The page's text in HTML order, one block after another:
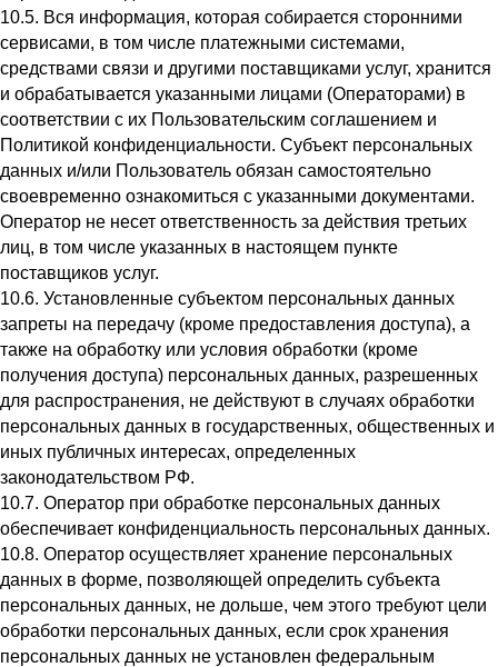
10.5. Вся информация, которая собирается сторонними
сервисами, в том числе платежными системами,
средствами связи и другими поставщиками услуг, хранится
и обрабатывается указанными лицами (Операторами) в
соответствии с их Пользовательским соглашением и
Политикой конфиденциальности. Субъект персональных
данных и/или Пользователь обязан самостоятельно
своевременно ознакомиться с указанными документами.
Оператор не несет ответственность за действия третьих
лиц, в том числе указанных в настоящем пункте
поставщиков услуг.
10.6. Установленные субъектом персональных данных
запреты на передачу (кроме предоставления доступа), а
также на обработку или условия обработки (кроме
получения доступа) персональных данных, разрешенных
для распространения, не действуют в случаях обработки
персональных данных в государственных, общественных и
иных публичных интересах, определенных
законодательством РФ.
10.7. Оператор при обработке персональных данных
обеспечивает конфиденциальность персональных данных.
10.8. Оператор осуществляет хранение персональных
данных в форме, позволяющей определить субъекта
персональных данных, не дольше, чем этого требуют цели
обработки персональных данных, если срок хранения
персональных данных не установлен федеральным